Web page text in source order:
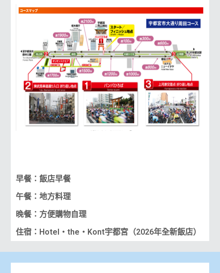
早餐：飯店早餐
午餐：地方料理
晚餐：方便購物自理
住宿：Hotel・the・Kont宇都宮（2026年全新飯店）